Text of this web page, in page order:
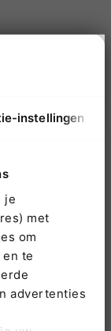
instellingen
je
met
om
te
advertenties
vragen